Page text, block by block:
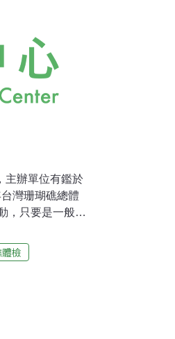
主辦單位有鑑於
灣珊瑚礁總體
，只要是一般合
除了部份地點
良」，但令人
形同有許多社
的活動，希望動
環境資訊協會
檢